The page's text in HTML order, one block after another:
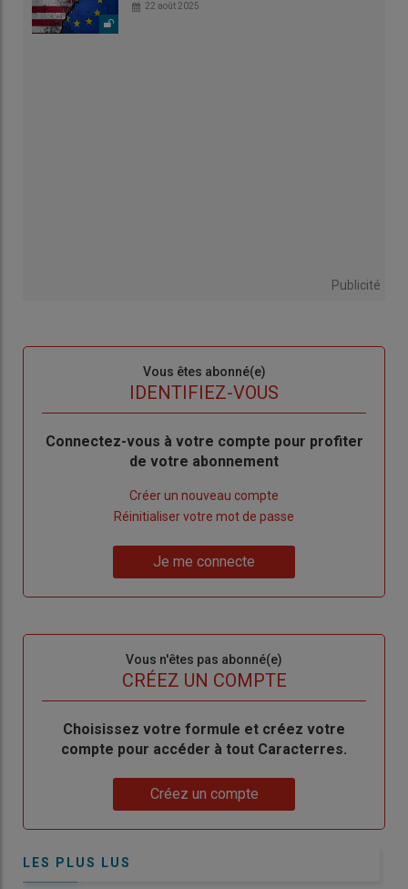
22 août 2025
Publicité
Vous êtes abonné(e)
IDENTIFIEZ-VOUS
Body
Connectez-vous à votre compte pour profiter
de votre abonnement
Créer un nouveau compte
de
Réinitialiser votre mot de passe
me
Je me connecte
Vous n'êtes pas abonné(e)
CRÉEZ UN COMPTE
BodyChoisissez votre formule et créez votre
compte pour accéder à tout Caracterres.
Créez un compte
LES PLUS LUS